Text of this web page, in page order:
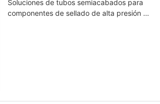
Soluciones de tubos semiacabados para
componentes de sellado de alta presión en